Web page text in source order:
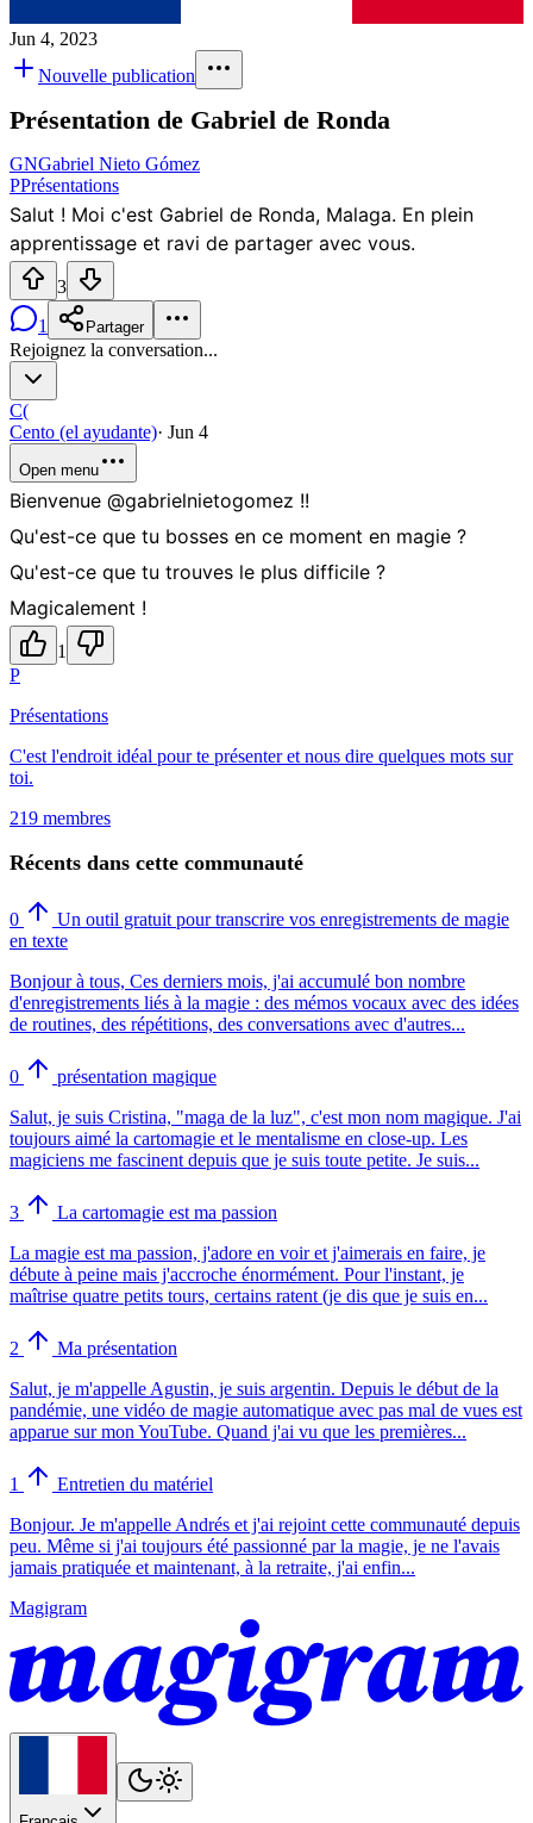
Jun 4, 2023
Nouvelle publication
Présentation de Gabriel de Ronda
GNGabriel Nieto Gómez
PPrésentations
Salut ! Moi c'est Gabriel de Ronda, Malaga. En plein
apprentissage et ravi de partager avec vous.
3
1
Partager
Rejoignez la conversation...
C(
Cento (el ayudante)· Jun 4
Open menu
Bienvenue @gabrielnietogomez !!
Qu'est-ce que tu bosses en ce moment en magie ?
Qu'est-ce que tu trouves le plus difficile ?
Magicalement !
1
P
Présentations
C'est l'endroit idéal pour te présenter et nous dire quelques mots sur
toi.
219 membres
Récents dans cette communauté
0
Un outil gratuit pour transcrire vos enregistrements de magie
en texte
Bonjour à tous, Ces derniers mois, j'ai accumulé bon nombre
d'enregistrements liés à la magie : des mémos vocaux avec des idées
de routines, des répétitions, des conversations avec d'autres...
0
présentation magique
Salut, je suis Cristina, "maga de la luz", c'est mon nom magique. J'ai
toujours aimé la cartomagie et le mentalisme en close-up. Les
magiciens me fascinent depuis que je suis toute petite. Je suis...
3
La cartomagie est ma passion
La magie est ma passion, j'adore en voir et j'aimerais en faire, je
débute à peine mais j'accroche énormément. Pour l'instant, je
maîtrise quatre petits tours, certains ratent (je dis que je suis en...
2
Ma présentation
Salut, je m'appelle Agustin, je suis argentin. Depuis le début de la
pandémie, une vidéo de magie automatique avec pas mal de vues est
apparue sur mon YouTube. Quand j'ai vu que les premières...
1
Entretien du matériel
Bonjour. Je m'appelle Andrés et j'ai rejoint cette communauté depuis
peu. Même si j'ai toujours été passionné par la magie, je ne l'avais
jamais pratiquée et maintenant, à la retraite, j'ai enfin...
Magigram